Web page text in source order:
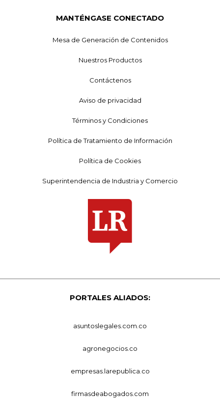
MANTÉNGASE CONECTADO
Mesa de Generación de Contenidos
Nuestros Productos
Contáctenos
Aviso de privacidad
Términos y Condiciones
Política de Tratamiento de Información
Política de Cookies
Superintendencia de Industria y Comercio
PORTALES ALIADOS:
asuntoslegales.com.co
agronegocios.co
empresas.larepublica.co
firmasdeabogados.com